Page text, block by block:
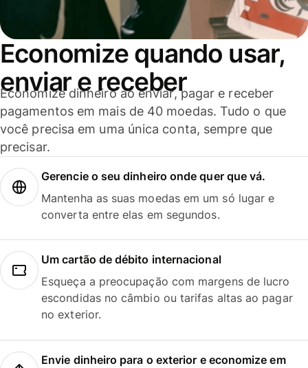
Economize quando usar,
enviar e receber
Economize dinheiro ao enviar, pagar e receber
pagamentos em mais de 40 moedas. Tudo o que
você precisa em uma única conta, sempre que
precisar.
Gerencie o seu dinheiro onde quer que vá.
Mantenha as suas moedas em um só lugar e
converta entre elas em segundos.
Um cartão de débito internacional
Esqueça a preocupação com margens de lucro
escondidas no câmbio ou tarifas altas ao pagar
no exterior.
Envie dinheiro para o exterior e economize em